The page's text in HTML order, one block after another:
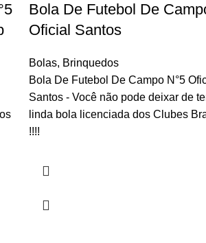
Bola De Futebol De
Oficial Santos
Bolas, Brinquedos
Bola De Futebol De Campo N°5
Santos - Você não pode deixar de
linda bola licenciada dos Clubes
!!!!